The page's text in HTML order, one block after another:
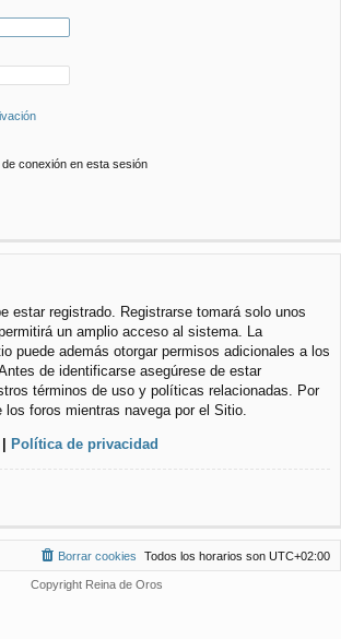
conexión en esta sesión
estar registrado. Registrarse tomará solo unos
un amplio acceso al sistema. La
puede además otorgar permisos adicionales a los
de identificarse asegúrese de estar
términos de uso y políticas relacionadas. Por
foros mientras navega por el Sitio.
| Política de privacidad
Todos los horarios son UTC+02:00
Borrar cookies
Copyright Reina de Oros